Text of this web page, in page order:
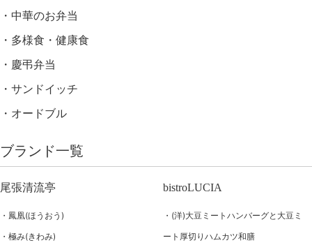
中華のお弁当
多様食・健康食
慶弔弁当
サンドイッチ
オードブル
ブランド一覧
尾張清流亭
鳳凰(ほうおう)
極み(きわみ)
bistroLUCIA
(洋)大豆ミートハンバーグと大豆ミ
ート厚切りハムカツ和膳